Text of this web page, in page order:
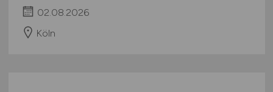
02.08.2026
Köln